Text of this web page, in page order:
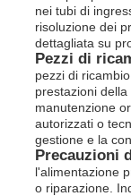
nei tubi di
risoluzione dei
dettagliata su
Pezzi di
pezzi di
prestazioni
manutenzione
autorizzati o
gestione e la
Precauzioni
l'alimentazione
o riparazione.